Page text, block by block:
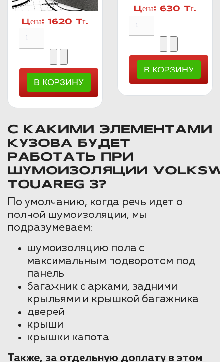
Цена: 1620 Тг.
Цена: 630 Тг.
С КАКИМИ ЭЛЕМЕНТАМИ
КУЗОВА БУДЕТ
РАБОТАТЬ ПРИ
ШУМОИЗОЛЯЦИИ
TOUAREG 3?
По умолчанию, когда речь идет о
полной шумоизоляции, мы
подразумеваем:
шумоизоляцию пола с
максимальным подворотом под
панель
багажник с арками, задними
крыльями и крышкой багажника
дверей
крыши
крышки капота
Также, за отдельную доплату в этом